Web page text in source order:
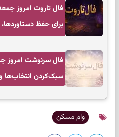
برای حفظ
سبک‌کردن انتخاب‌ها
وام مسکن